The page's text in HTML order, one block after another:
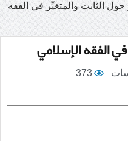
الثابت والمتغيِّر في الفقه
الفقه الإسلامي
373